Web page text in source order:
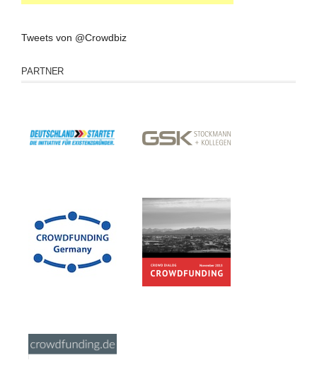
Tweets von @Crowdbiz
PARTNER